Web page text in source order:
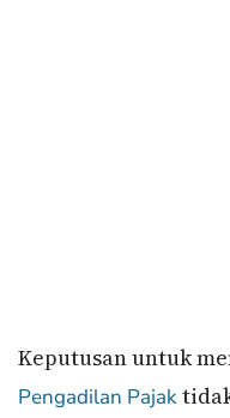
Keputusan untuk
Pengadilan Pajak